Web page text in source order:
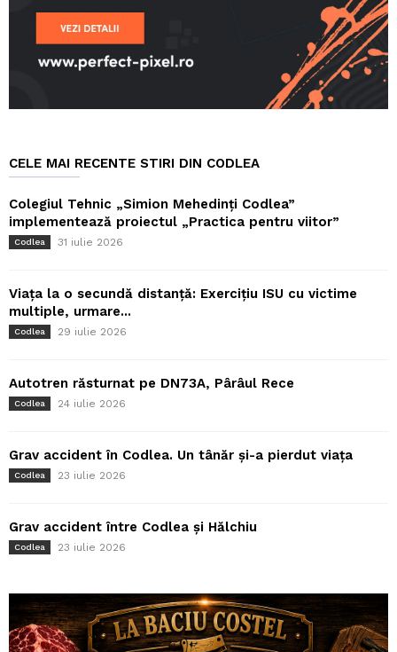
CELE MAI RECENTE STIRI DIN CODLEA
Colegiul Tehnic „Simion Mehedinți Codlea”
implementează proiectul „Practica pentru viitor”
Codlea 31 iulie 2026
Viața la o secundă distanță: Exercițiu ISU cu victime
multiple, urmare...
Codlea 29 iulie 2026
Autotren răsturnat pe DN73A, Pârâul Rece
Codlea 24 iulie 2026
Grav accident în Codlea. Un tânăr și-a pierdut viața
Codlea 23 iulie 2026
Grav accident între Codlea și Hălchiu
Codlea 23 iulie 2026